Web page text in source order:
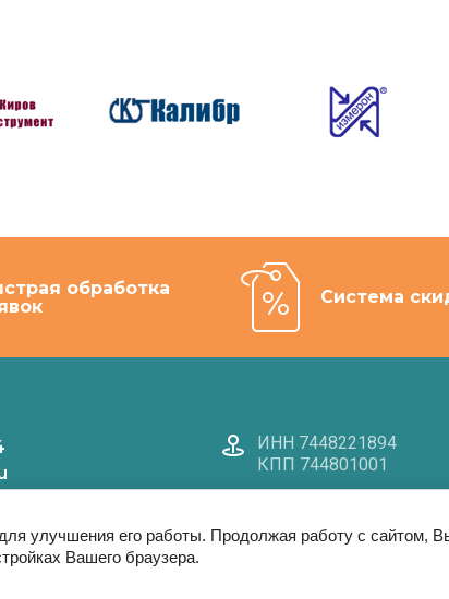
обработка
Система
ИНН 7448221894
КПП 744801001
Этот сайт использует файлы cookie и метаданные. Продолжая
улучшения его работы. Продолжая работу с сайтом,
Вашего браузера.